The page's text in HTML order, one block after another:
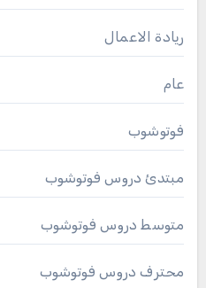
ريادة الاعمال
عام
فوتوشوب
مبتدئ دروس فوتوشوب
متوسط دروس فوتوشوب
محترف دروس فوتوشوب